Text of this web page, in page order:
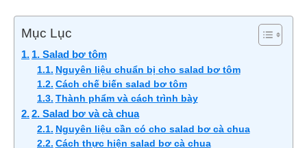
Mục Lục
1. Salad bơ tôm
Nguyên liệu chuẩn bị cho salad bơ tôm
Cách chế biến salad bơ tôm
Thành phẩm và cách trình bày
2. Salad bơ và cà chua
Nguyên liệu cần có cho salad bơ cà chua
Cách thực hiện salad bơ cà chua